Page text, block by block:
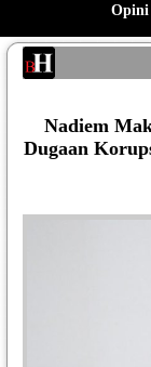
Nadiem
Dugaan